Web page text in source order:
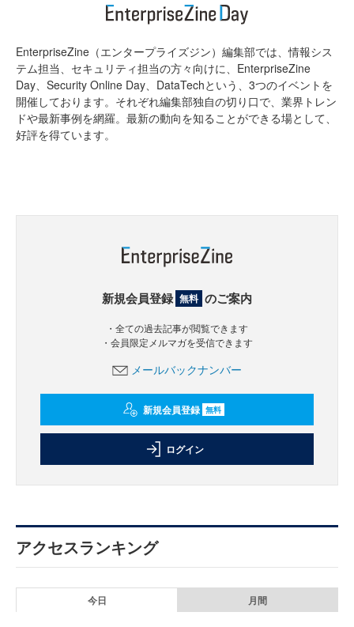
EnterpriseZine（エンタープライズジン）編集部では、情報シス
テム担当、セキュリティ担当の方々向けに、EnterpriseZine
Day、Security Online Day、DataTechという、3つのイベントを
開催しております。それぞれ編集部独自の切り口で、業界トレン
ドや最新事例を網羅。最新の動向を知ることができる場として、
好評を得ています。
新規会員登録 無料 のご案内
・全ての過去記事が閲覧できます
・会員限定メルマガを受信できます
メールバックナンバー
新規会員登録 無料
ログイン
アクセスランキング
今日 月間